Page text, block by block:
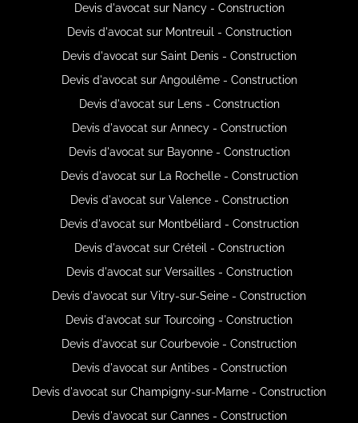
Devis d'avocat sur Nancy - Construction
Devis d'avocat sur Montreuil - Construction
Devis d'avocat sur Saint Denis - Construction
Devis d'avocat sur Angoulême - Construction
Devis d'avocat sur Lens - Construction
Devis d'avocat sur Annecy - Construction
Devis d'avocat sur Bayonne - Construction
Devis d'avocat sur La Rochelle - Construction
Devis d'avocat sur Valence - Construction
Devis d'avocat sur Montbéliard - Construction
Devis d'avocat sur Créteil - Construction
Devis d'avocat sur Versailles - Construction
Devis d'avocat sur Vitry-sur-Seine - Construction
Devis d'avocat sur Tourcoing - Construction
Devis d'avocat sur Courbevoie - Construction
Devis d'avocat sur Antibes - Construction
Devis d'avocat sur Champigny-sur-Marne - Construction
Devis d'avocat sur Cannes - Construction